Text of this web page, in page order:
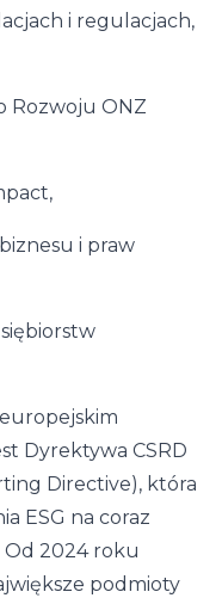
i regulacjach,
Rozwoju ONZ
i praw
Dyrektywa CSRD
Directive), która
ESG na coraz
Od 2024 roku
podmioty